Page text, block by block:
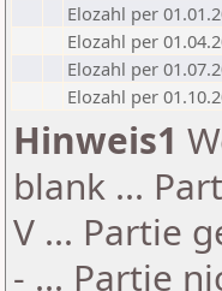
Elozahl per
Elozahl per
Elozahl per
Elozahl per
Hinweis1
blank ...
V ... Partie
- ... Partie